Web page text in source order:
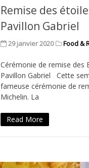
Remise des
Pavillon Gabriel
29 janvier 2020 Food &
Cérémonie de remise des
Pavillon Gabriel Cette
fameuse cérémonie de
Michelin. La
Read More